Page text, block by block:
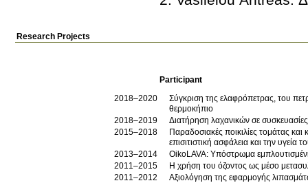
Research Projects
Participant
2018–2020
Σύγκριση της ελαφρόπετρας, του
θερμοκήπιο
2018–2019
Διατήρηση λαχανικών σε
2015–2018
Παραδοσιακές ποικιλίες τομάτας
επισιτιστική ασφάλεια και την
2013–2014
OikoLAVA: Υπόστρωμα
2011–2015
Η χρήση του όζοντος ως μέσο
2011–2012
Αξιολόγηση της εφαρμογής